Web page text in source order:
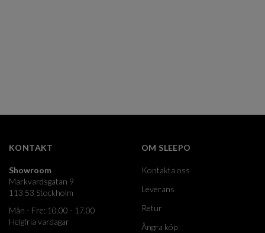
KONTAKT
Showroom
Markvardsgatan 9
113 53 Stockholm
Mån - Fre: 10.00 - 17.00
Helgfria vardagar
OM SLEEPO
Kontakta oss
Leverans
Retur
Ångra köp